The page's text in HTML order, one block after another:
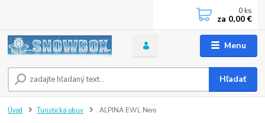
Menu
Hľadať
0 ks
za 0,00 €
Úvod Turistická obuv ALPINA EWL Nero